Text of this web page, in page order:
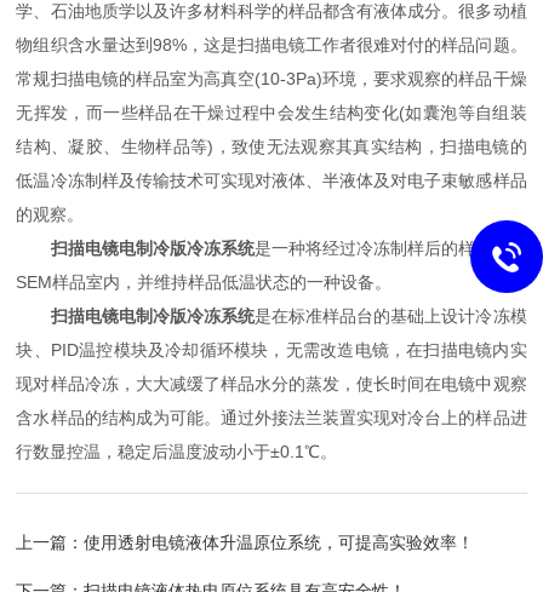
学、石油地质学以及许多材料科学的样品都含有液体成分。很多动植
物组织含水量达到98%，这是扫描电镜工作者很难对付的样品问题。
常规扫描电镜的样品室为高真空(10-3Pa)环境，要求观察的样品干燥
无挥发，而一些样品在干燥过程中会发生结构变化(如囊泡等自组装
结构、凝胶、生物样品等)，致使无法观察其真实结构，扫描电镜的
低温冷冻制样及传输技术可实现对液体、半液体及对电子束敏感样品
的观察。
扫描电镜电制冷版冷冻系统是一种将经过冷冻制样后的样品置入
SEM样品室内，并维持样品低温状态的一种设备。
扫描电镜电制冷版冷冻系统是在标准样品台的基础上设计冷冻模
块、PID温控模块及冷却循环模块，无需改造电镜，在扫描电镜内实
现对样品冷冻，大大减缓了样品水分的蒸发，使长时间在电镜中观察
含水样品的结构成为可能。通过外接法兰装置实现对冷台上的样品进
行数显控温，稳定后温度波动小于±0.1℃。
上一篇：使用透射电镜液体升温原位系统，可提高实验效率！